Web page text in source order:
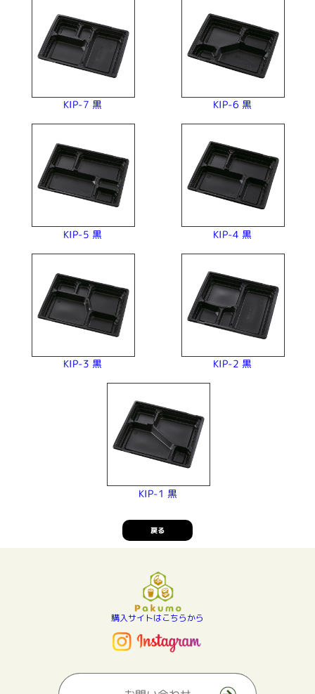
KIP-7 黒 KIP-6 黒
KIP-5 黒 KIP-4 黒
KIP-3 黒 KIP-2 黒
KIP-1 黒
戻る
購入サイトはこちらから